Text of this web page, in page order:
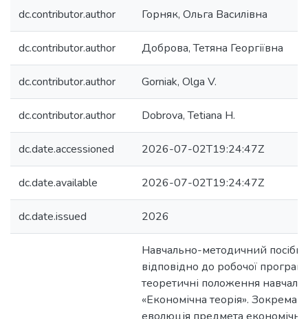
dc.contributor.author Горняк, Ольга Василівна
dc.contributor.author Доброва, Тетяна Георгіївна
dc.contributor.author Gorniak, Olga V.
dc.contributor.author Dobrova, Tetiana H.
dc.date.accessioned 2026-07-02T19:24:47Z
dc.date.available 2026-07-02T19:24:47Z
dc.date.issued 2026
Навчально-методичний
відповідно до робочої
теоретичні положення
«Економічна теорія». Зокрема